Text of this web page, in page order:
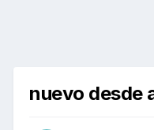
nuevo desde